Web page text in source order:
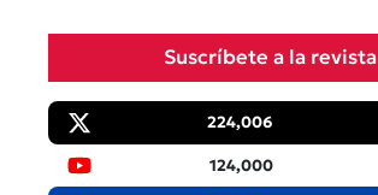
Suscríbete a la revista
224,006
124,000